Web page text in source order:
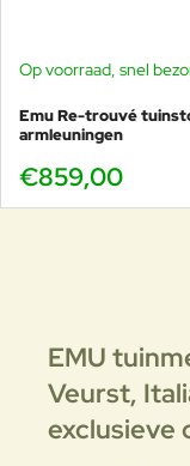
Op voorraad, snel
Emu Re-trouvé
armleuningen
€859,00
EMU
Veurst,
exclusieve